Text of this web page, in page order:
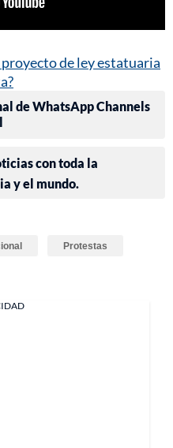
de ley estatuaria
de WhatsApp Channels
con toda la
y el mundo.
Protestas